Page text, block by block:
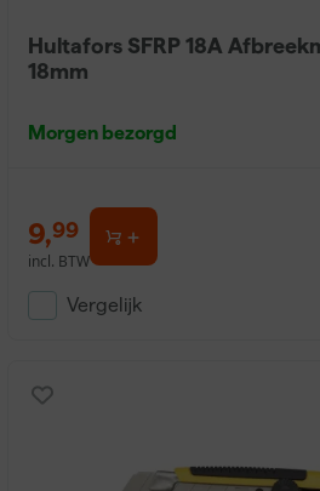
Hultafors SFRP 18A
18mm
Morgen bezorgd
9,99
incl. BTW
Vergelijk